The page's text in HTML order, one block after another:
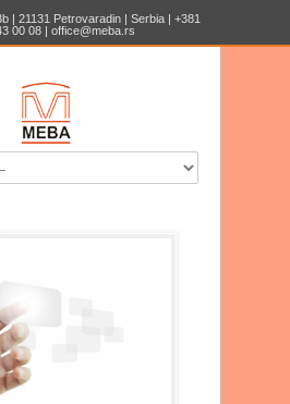
| 21131 Petrovaradin | Serbia | +381
00 08 | office@meba.rs